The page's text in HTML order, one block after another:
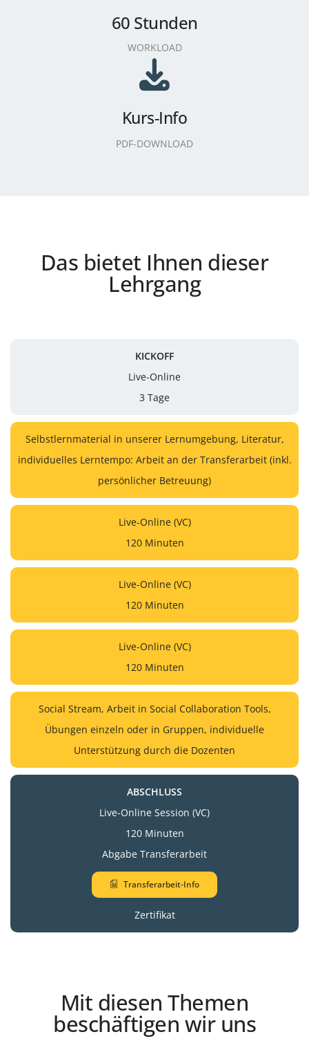
60 Stunden
WORKLOAD
Kurs-Info
PDF-DOWNLOAD
Das bietet Ihnen dieser
Lehrgang
KICKOFF
Live-Online
3 Tage
Selbstlernmaterial in unserer Lernumgebung, Literatur,
individuelles Lerntempo: Arbeit an der Transferarbeit (inkl.
persönlicher Betreuung)
Live-Online (VC)
120 Minuten
Live-Online (VC)
120 Minuten
Live-Online (VC)
120 Minuten
Social Stream, Arbeit in Social Collaboration Tools,
Übungen einzeln oder in Gruppen, individuelle
Unterstützung durch die Dozenten
ABSCHLUSS
Live-Online Session (VC)
120 Minuten
Abgabe Transferarbeit
Transferarbeit-Info
Zertifikat
Mit diesen Themen
beschäftigen wir uns